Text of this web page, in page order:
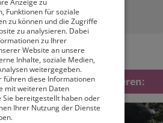
Anzeige zu
Funktionen für soziale
zu können und die Zugriffe
zu analysieren. Dabei
zu Ihrer
Website an unsere
Inhalte, soziale Medien,
weitergegeben.
führen diese Informationen
mit weiteren Daten
Sie bereitgestellt haben oder
Ihrer Nutzung der Dienste
Sie auch interessieren: